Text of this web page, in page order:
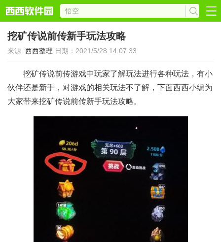
挖矿传说前传新手玩法攻略
来源: 西西整理 日期：2021/5/28 14:07:33
挖矿传说前传游戏中玩家了解玩法进行各种玩法，有小
伙伴还是新手，对游戏的相关玩法不了解，下面西西小编为
大家带来挖矿传说前传新手玩法攻略。